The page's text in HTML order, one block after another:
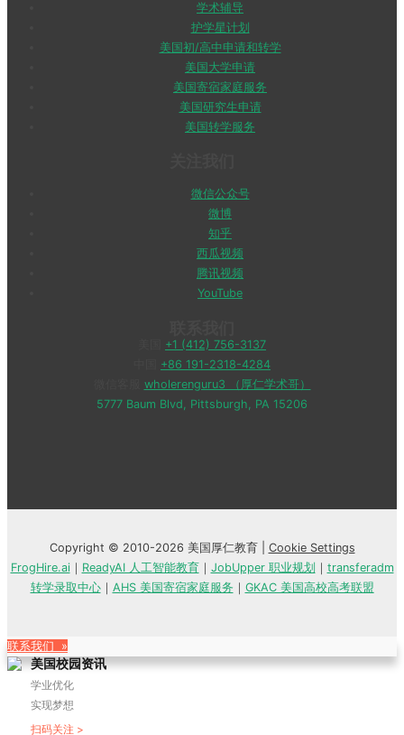
学术辅导
护学星计划
美国初/高中申请和转学
美国大学申请
美国寄宿家庭服务
美国研究生申请
美国转学服务
微信公众号
微博
知乎
西瓜视频
腾讯视频
YouTube
+1 (412) 756-3137
+86 191-2318-4284
wholerenguru3 （厚仁学术哥）
5777 Baum Blvd, Pittsburgh, PA 15206
Copyright © 2010-2026 美国厚仁教育 | Cookie Settings
FrogHire.ai｜ ReadyAI 人工智能教育｜ JobUpper 职业规划 ｜ transferadm
转学录取中心｜ AHS 美国寄宿家庭服务 ｜ GKAC 美国高校高考联盟
联系我们 »
美国校园资讯
学业优化
实现梦想
扫码关注 >